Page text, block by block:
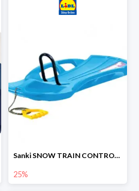
Sanki SNOW TRAIN CONTROL -25%
25%